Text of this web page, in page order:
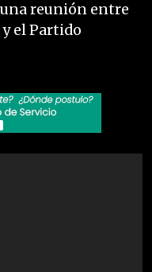
reunión entre
el Partido